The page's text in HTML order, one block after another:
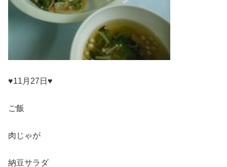
♥11月27日♥
ご飯
肉じゃが
納豆サラダ